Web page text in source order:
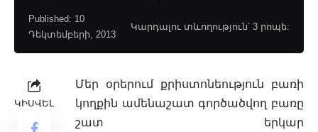
Published: 10
Դեկտեմբերի, 2013
Կարդալու տևողություն՝ 3 րոպե:
ԿԻՍՎԵԼ
Մեր օրերում քրիստոնեություն բառի
կողքին ամենաշատ գործածվող բառը
շատ երկար